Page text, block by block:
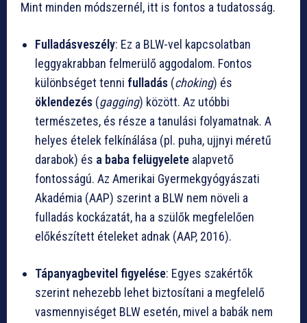
Mint minden módszernél, itt is fontos a tudatosság.
Fulladásveszély: Ez a BLW-vel kapcsolatban
leggyakrabban felmerülő aggodalom. Fontos
különbséget tenni fulladás (choking) és
öklendezés (gagging) között. Az utóbbi
természetes, és része a tanulási folyamatnak. A
helyes ételek felkínálása (pl. puha, ujjnyi méretű
darabok) és a baba felügyelete alapvető
fontosságú. Az Amerikai Gyermekgyógyászati
Akadémia (AAP) szerint a BLW nem növeli a
fulladás kockázatát, ha a szülők megfelelően
előkészített ételeket adnak (AAP, 2016).
Tápanyagbevitel figyelése: Egyes szakértők
szerint nehezebb lehet biztosítani a megfelelő
vasmennyiséget BLW esetén, mivel a babák nem